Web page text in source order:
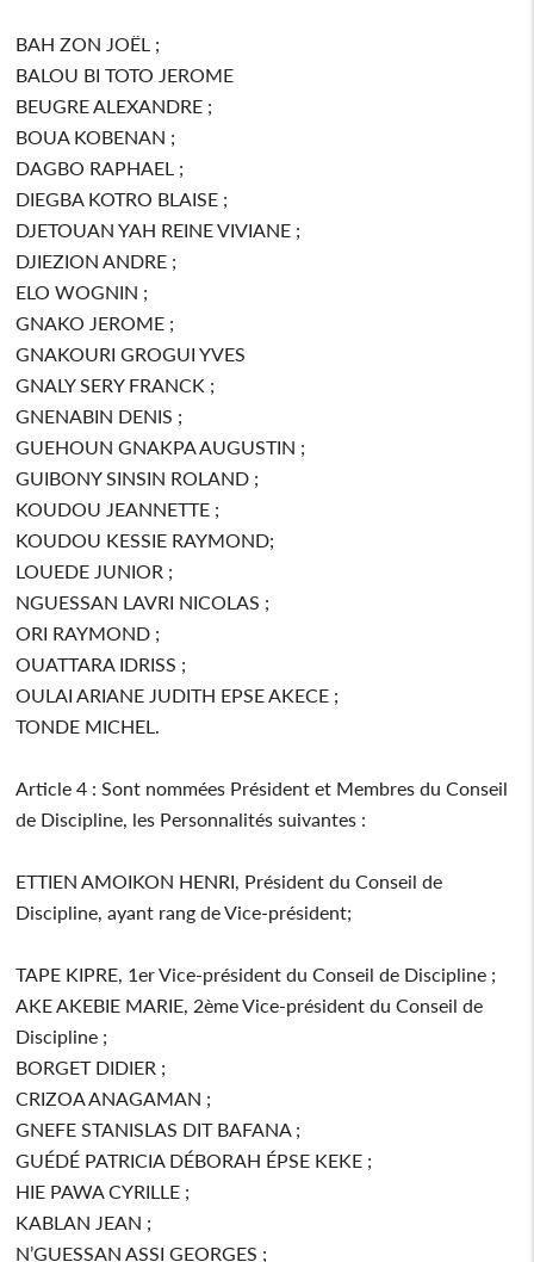
BAH ZON JOËL ;
BALOU BI TOTO JEROME
BEUGRE ALEXANDRE ;
BOUA KOBENAN ;
DAGBO RAPHAEL ;
DIEGBA KOTRO BLAISE ;
DJETOUAN YAH REINE VIVIANE ;
DJIEZION ANDRE ;
ELO WOGNIN ;
GNAKO JEROME ;
GNAKOURI GROGUI YVES
GNALY SERY FRANCK ;
GNENABIN DENIS ;
GUEHOUN GNAKPA AUGUSTIN ;
GUIBONY SINSIN ROLAND ;
KOUDOU JEANNETTE ;
KOUDOU KESSIE RAYMOND;
LOUEDE JUNIOR ;
NGUESSAN LAVRI NICOLAS ;
ORI RAYMOND ;
OUATTARA IDRISS ;
OULAI ARIANE JUDITH EPSE AKECE ;
TONDE MICHEL.
Article 4 : Sont nommées Président et Membres du Conseil
de Discipline, les Personnalités suivantes :
ETTIEN AMOIKON HENRI, Président du Conseil de
Discipline, ayant rang de Vice-président;
TAPE KIPRE, 1er Vice-président du Conseil de Discipline ;
AKE AKEBIE MARIE, 2ème Vice-président du Conseil de
Discipline ;
BORGET DIDIER ;
CRIZOA ANAGAMAN ;
GNEFE STANISLAS DIT BAFANA ;
GUÉDÉ PATRICIA DÉBORAH ÉPSE KEKE ;
HIE PAWA CYRILLE ;
KABLAN JEAN ;
N’GUESSAN ASSI GEORGES ;